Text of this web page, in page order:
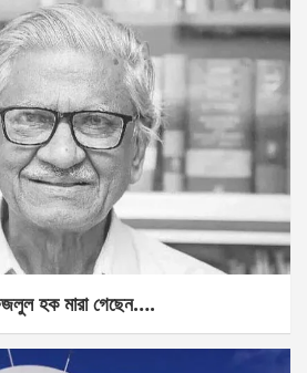
হক মারা গেছেন….